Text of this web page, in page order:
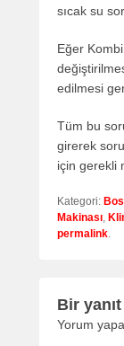
sıcak su
Eğer Kombi
edilmesi
Tüm bu
girerek
için gerekli
Kategori:
Makinası,
permalink.
Bir yanıt
Yorum